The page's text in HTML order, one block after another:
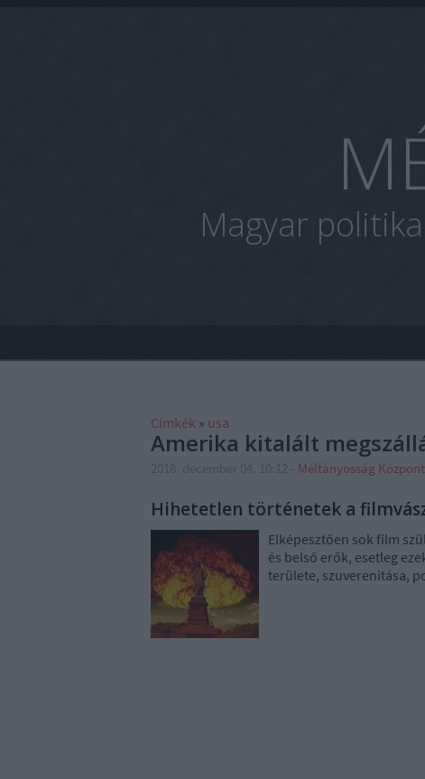
Magyar
Címkék » usa
Amerika kitalált
Méltányosság Központ
Hihetetlen történetek a
Elképesztően sok film
és belső erők, esetleg
területe, szuverenitása,